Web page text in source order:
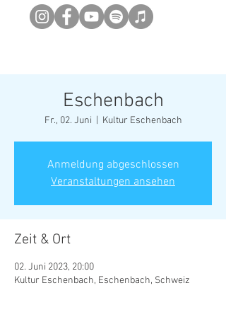
Eschenbach
Fr., 02. Juni Kultur Eschenbach
Anmeldung abgeschlossen
Veranstaltungen ansehen
Zeit & Ort
02. Juni 2023, 20:00
Kultur Eschenbach, Eschenbach, Schweiz